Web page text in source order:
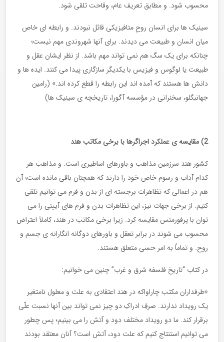
محسوب شود. و مطابق تعریف عام، وقاحت تلقی شود.
سینیک ها برای انسان روحِ متافیزیکی قائل نبودند. و رابطه ای خاص
میان انسان و طبیعت می دیدند. برای آنها شهروندی مهم نیست؛
چنانکه برای یک سگ هم نمی تواند مهم باشد. از نظر ایشان عقل و
طبیعت یا لوگوس و فیزیس با یکدیگر سازگاری پیدا می کنند. ایده ها و
دانش ها هستند که آمده اند این رابطه را قطع کرده اند.» (رامین
جهانبگلو، سخنرانی در مؤسسه آگورا، تاریخچه ی سینیک ها)
2) مقایسه ی عملکرد اجراگرها با برخی مکاتب هند
کشور هند سرزمین مذاهب و باورهای اساطیری است. و مذاهب هر
کدام آداب و رسوم خاص خود را دارند که همچنان باقی مانده است؛ آن
هم در اعمالی که تظاهرات برجسته ای از بدن و فرم می توانیم تلقی
کنیم. از برخی جهات نیز، این تظاهرات بدن و فرم های آیینی را می
توان با پرفورمنس مقایسه کرد. زیرا برخی مکاتب در هند، کاملاً اعتراض
محسوب می شوند در برابر تعقل و باورهای دوگانه انگارانه ی جسم و
روح. و تماماً به امر حسی متعلق هستند.
در کتاب “تاریخ فلسفه شرق و غرب” چنین می خوانیم:
«طرفداران مکتب چاراواکه در هند اعتقادی به علت و معلول نامتغیر
یک رویداد ندارند. صرفِ ادراکِ دو چیز نمی تواند بین آنها نسبت علّی
برقرار کند. ما دو رویداد مختلف دود و آتش را می بینیم؛ پس چطور
می توانیم استنتاج کنیم که علت دود، آتش است؟ آنان معتقد بودند